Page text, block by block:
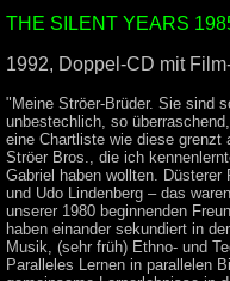
THE SILENT YEARS
1992, Doppel-CD mit
"Meine Ströer-Brüder. Sie sind
unbestechlich, so
eine Chartliste wie diese grenzt
Ströer Bros., die ich
Gabriel haben wollten.
und Udo Lindenberg – das
unserer 1980 beginnenden
haben einander sekundiert in
Musik, (sehr früh) Ethno- und
Paralleles Lernen in parallelen